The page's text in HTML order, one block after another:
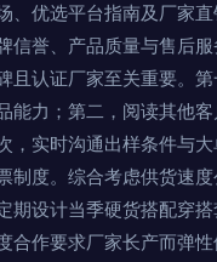
、优选平台指南及厂家直
信誉、产品质量与售后服
且认证厂家至关重要。
能力；第二，阅读其他客
，实时沟通出样条件与
制度。综合考虑供货速
期设计当季硬货搭配穿
合作要求厂家长产而弹